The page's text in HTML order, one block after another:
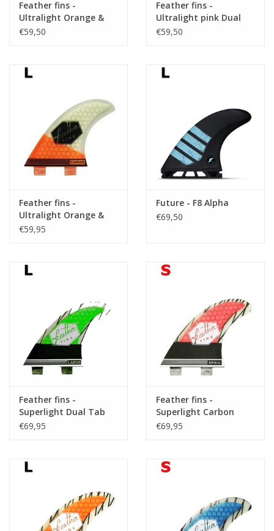
Feather fins -
Ultralight Orange &
White Medium
€59,50
Feather fins -
Ultralight pink Dual
Tab medium
€59,50
Feather fins -
Ultralight Orange &
White Large
€59,95
Future - F8 Alpha
€69,50
Feather fins -
Superlight Dual Tab
Carbon Lime
€69,95
Feather fins -
Superlight Carbon
Roja Dual Tab small
€69,95